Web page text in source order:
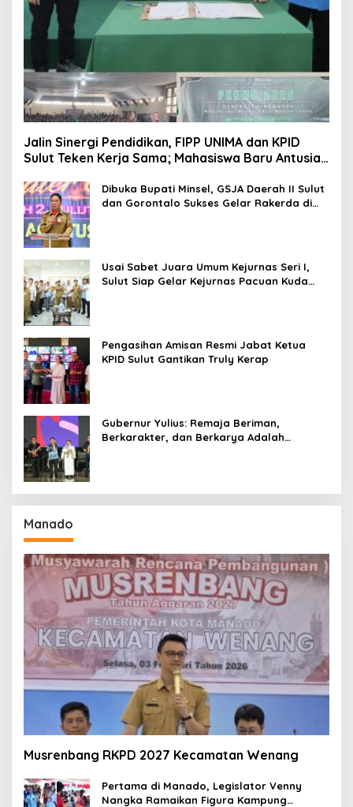
Jalin Sinergi Pendidikan, FIPP UNIMA dan KPID
Sulut Teken Kerja Sama; Mahasiswa Baru Antusias
Dibuka Bupati Minsel, GSJA Daerah II Sulut
dan Gorontalo Sukses Gelar Rakerda di
Usai Sabet Juara Umum Kejurnas Seri I,
Sulut Siap Gelar Kejurnas Pacuan Kuda
Pengasihan Amisan Resmi Jabat Ketua
KPID Sulut Gantikan Truly Kerap
Gubernur Yulius: Remaja Beriman,
Berkarakter, dan Berkarya Adalah
Manado
Musrenbang RKPD 2027 Kecamatan Wenang
Pertama di Manado, Legislator Venny
Nangka Ramaikan Figura Kampung